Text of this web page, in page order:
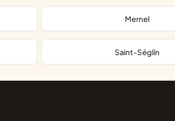
Mernel
Saint-Séglin